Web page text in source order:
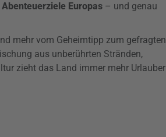
Europas – und genau
mehr vom Geheimtipp zum gefragten
aus unberührten Stränden,
zieht das Land immer mehr Urlauber